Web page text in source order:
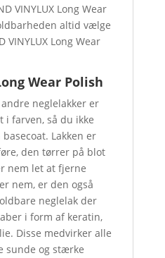
VINYLUX Long Wear
altid vælge
Long Wear
Wear Polish
neglelakker er
i farven, så du ikke
Lakken er
den tørrer på blot
nem let at fjerne
nem, er den også
neglelak der
i form af keratin,
Disse medvirker alle
sunde og stærke